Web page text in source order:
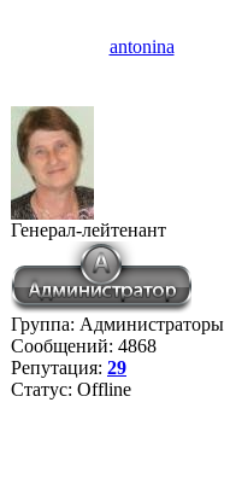
antonina
Генерал-лейтенант
Группа: Администраторы
Сообщений: 4868
Репутация: 29
Статус: Offline